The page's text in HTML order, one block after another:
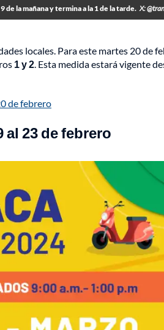
de la mañana y termina a la 1 de la tarde. X:
locales. Para este martes 20 de
1 y 2. Esta medida estará vigente
de febrero
al 23 de febrero